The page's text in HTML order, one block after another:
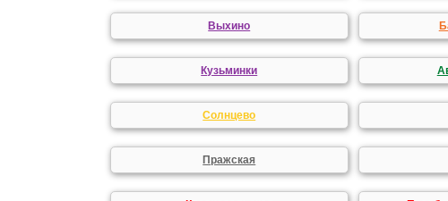
Выхино
Кузьминки
Солнцево
Пражская